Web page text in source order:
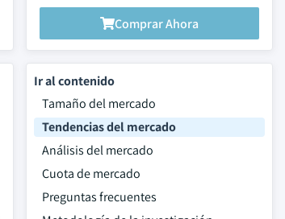
Comprar Ahora
Ir al contenido
Tamaño del mercado
Tendencias del mercado
Análisis del mercado
Cuota de mercado
Preguntas frecuentes